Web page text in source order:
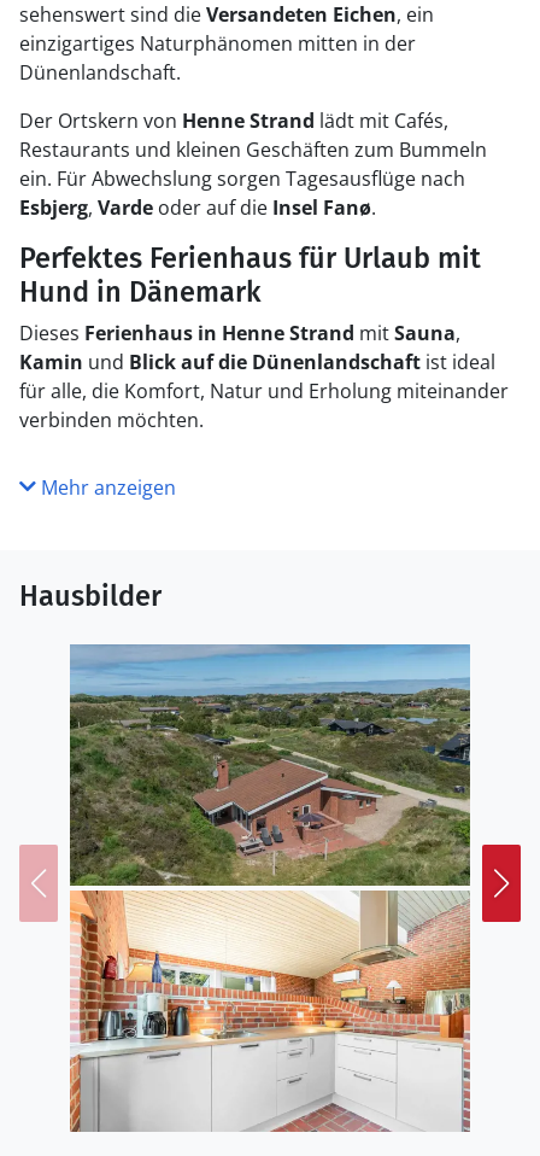
sehenswert sind dieVersandeten Eichen, ein
einzigartiges Naturphänomen mitten in der
Dünenlandschaft.
Der Ortskern von Henne Strand lädt mit Cafés,
Restaurants und kleinen Geschäften zum Bummeln
ein. Für Abwechslung sorgen Tagesausflüge nach
Esbjerg, Varde oder auf die Insel Fanø.
Perfektes Ferienhaus für Urlaub mit
Hund in Dänemark
Dieses Ferienhaus in Henne Strand mitSauna,
Kamin und Blick auf die Dünenlandschaft ist ideal
für alle, die Komfort, Natur und Erholung miteinander
verbinden möchten.
Mehr anzeigen
Hausbilder